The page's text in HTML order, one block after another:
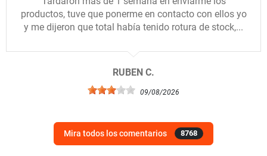
productos, tuve que ponerme en contacto con ellos yo
y me dijeron que total había tenido rotura de stock,...
RUBEN C.
09/08/2026
Mira todos los comentarios 8768